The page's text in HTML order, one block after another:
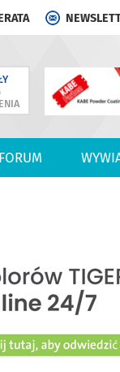
FORUM